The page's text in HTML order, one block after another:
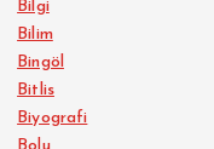
Bilgi
Bilim
Bingöl
Bitlis
Biyografi